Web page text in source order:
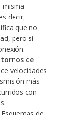
misma
decir,
que no
pero sí
de
velocidades
más
con